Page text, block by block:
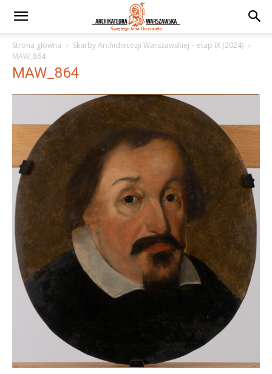
Strona główna
Skarby Archidiecezji Warszawskiej – etap IX (2024)
MAW_864
MAW_864